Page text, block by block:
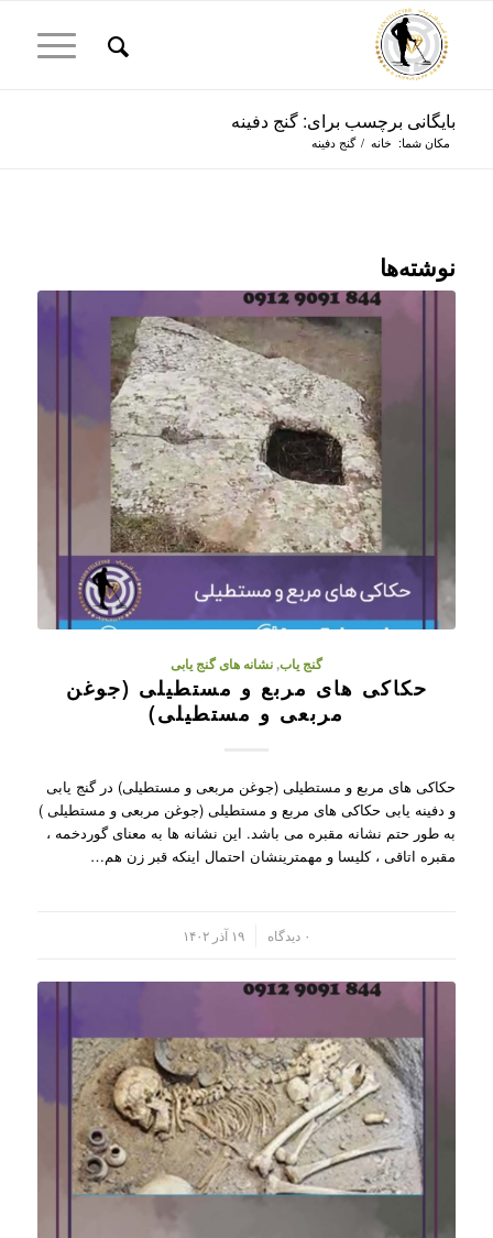
بایگانی برچسب برای: گنج دفینه
مکان شما: خانه / گنج دفینه
نوشته‌ها
گنج یاب,نشانه های گنج یابی
حکاکی های مربع و مستطیلی (جوغن
مربعی و مستطیلی)
حکاکی های مربع و مستطیلی (جوغن مربعی و مستطیلی) در گنج یابی
و دفینه یابی حکاکی های مربع و مستطیلی (جوغن مربعی و مستطیلی )
به طور حتم نشانه مقبره می باشد. این نشانه ها به معنای گوردخمه ،
مقبره اتاقی ، کلیسا و مهمترینشان احتمال اینکه قبر زن هم…
۰ دیدگاه ۱۹ آذر ۱۴۰۲